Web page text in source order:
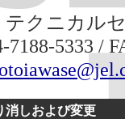
テクニカル
7188-5333 /
消しおよび変更